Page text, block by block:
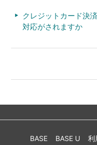
クレジットカード決
対応がされますか
BASE BASE U 利